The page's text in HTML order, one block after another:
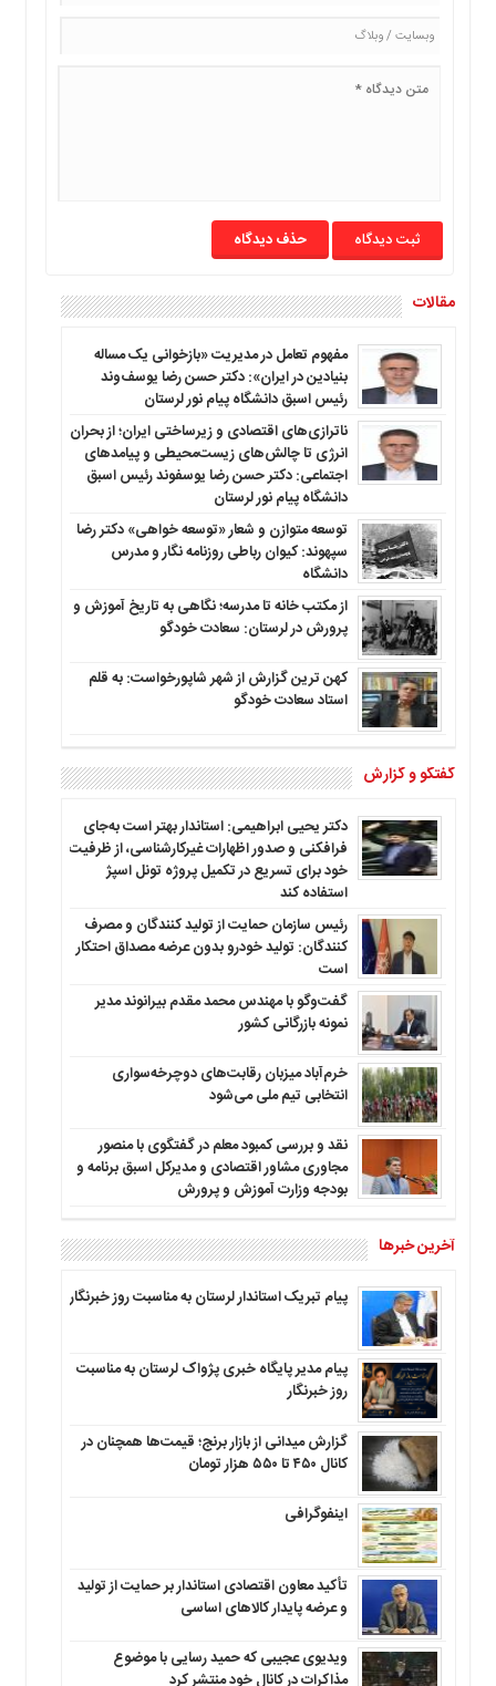
حذف دیدگاه
مقالات
مفهوم تعامل در مدیریت «بازخوانی یک مساله
بنیادین در ایران»: دکتر حسن رضا یوسف‌وند
رئیس اسبق دانشگاه پیام نور لرستان
ناترازی‌های اقتصادی و زیرساختی ایران؛ از بحران
انرژی تا چالش‌های زیست‌محیطی و پیامدهای
اجتماعی: دکتر حسن رضا یوسفوند رئیس اسبق
دانشگاه پیام نور لرستان
توسعه متوازن و شعار «توسعه خواهی» دکتر رضا
سپهوند: کیوان رباطی روزنامه نگار و مدرس
دانشگاه
از مکتب خانه تا مدرسه؛ نگاهی به تاریخ آموزش و
پرورش در لرستان: سعادت خودگو
کهن ترین گزارش از شهر شاپورخواست: به قلم
استاد سعادت خودگو
گفتگو و گزارش
دکتر یحیی ابراهیمی: استاندار بهتر است به‌جای
فرافکنی و صدور اظهارات غیرکارشناسی، از ظرفیت
خود برای تسریع در تکمیل پروژه تونل اسپژ
استفاده کند
رئیس سازمان حمایت از تولید کنندگان و مصرف
کنندگان: تولید خودرو بدون عرضه مصداق احتکار
است
گفت‌وگو با مهندس محمد مقدم بیرانوند مدیر
نمونه بازرگانی کشور
خرم‌آباد میزبان رقابت‌های دوچرخه‌سواری
انتخابی تیم ملی می‌شود
نقد و بررسی کمبود معلم در گفتگوی با منصور
مجاوری مشاور اقتصادی و مدیرکل اسبق برنامه و
بودجه وزارت آموزش و پرورش
آخرین خبرها
پیام تبریک استاندار لرستان به‌ مناسبت روز خبرنگار
پیام مدیر پایگاه خبری پژواک لرستان به مناسبت
روز خبرنگار
گزارش میدانی از بازار برنج؛ قیمت‌ها همچنان در
کانال ۴۵۰ تا ۵۵۰ هزار تومان
اینفوگرافی
تأکید معاون اقتصادی استاندار بر حمایت از تولید
و عرضه پایدار کالاهای اساسی
ویدیوی عجیبی که حمید رسایی با موضوع
مذاکرات در کانال خود منتشر کرد